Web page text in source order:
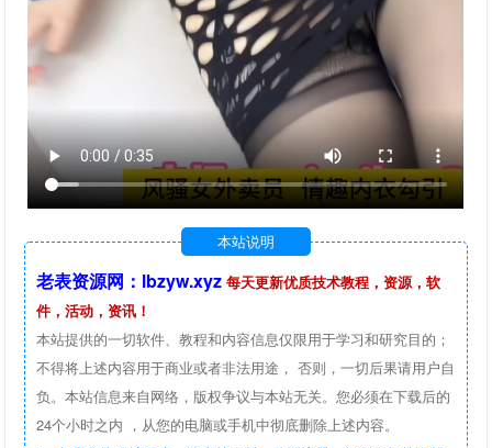
本站说明
老表资源网：lbzyw.xyz 每天更新优质技术教程，资源，软
件，活动，资讯！
本站提供的一切软件、教程和内容信息仅限用于学习和研究目的；
不得将上述内容用于商业或者非法用途， 否则，一切后果请用户自
负。本站信息来自网络，版权争议与本站无关。您必须在下载后的
24个小时之内 ，从您的电脑或手机中彻底删除上述内容。